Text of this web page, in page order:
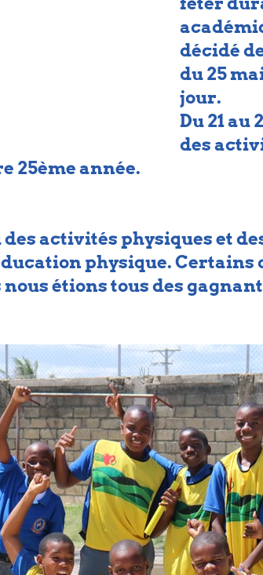
décidé
du 25
jour.
Du 21 au
des
25ème année.
des activités physiques et
physique. Certains
étions tous des